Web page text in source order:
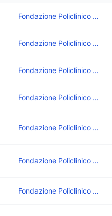
Fondazione Policlinico Di Monza
Fondazione Policlinico Di Monza
Fondazione Policlinico Di Monza
Fondazione Policlinico Di Monza
Fondazione Policlinico Di Monza
Fondazione Policlinico Di Monza
Fondazione Policlinico Di Monza